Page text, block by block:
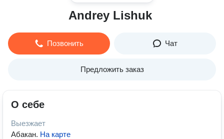
Andrey Lishuk
Позвонить Чат
Предложить заказ
О себе
Выезжает
Абакан. На карте